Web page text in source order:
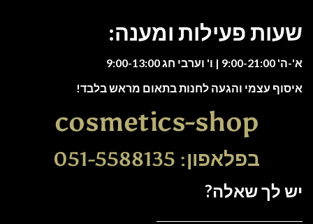
שעות פעילות ומענה:
א'-ה' 9:00-21:00 | ו' וערבי חג 9:00-13:00
איסוף עצמי והגעה לחנות בתאום מראש בלבד!
cosmetics-shop
בפלאפון: 051-5588135
יש לך שאלה?